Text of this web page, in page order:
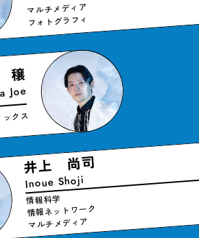
マルチメディア
フォトグラフィ
穣
Joe
クス
井上 尚司
Inoue Shoji
情報科学
情報ネットワーク
マルチメディア